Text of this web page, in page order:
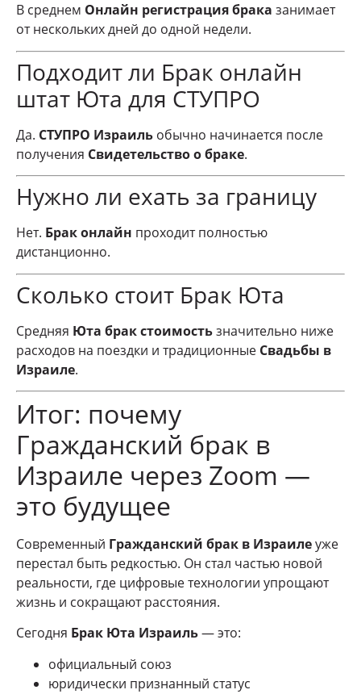
В среднем Онлайн регистрация брака занимает
от нескольких дней до одной недели.
Подходит ли Брак онлайн
штат Юта для СТУПРО
Да. СТУПРО Израиль обычно начинается после
получения Свидетельство о браке.
Нужно ли ехать за границу
Нет. Брак онлайн проходит полностью
дистанционно.
Сколько стоит Брак Юта
Средняя Юта брак стоимостьзначительно ниже
расходов на поездки и традиционные Свадьбы в
Израиле.
Итог: почему
Гражданский брак в
Израиле через Zoom —
это будущее
Современный Гражданский брак в Израилеуже
перестал быть редкостью. Он стал частью новой
реальности, где цифровые технологии упрощают
жизнь и сокращают расстояния.
Сегодня Брак Юта Израиль— это:
официальный союз
юридически признанный статус